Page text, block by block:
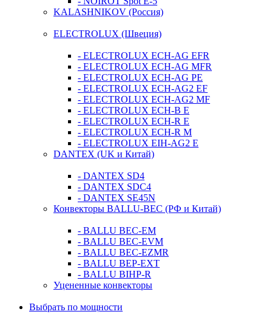
KALASHNIKOV (Россия)
ELECTROLUX (Швеция)
- ELECTROLUX ECH-AG EFR
- ELECTROLUX ECH-AG MFR
- ELECTROLUX ECH-AG PE
- ELECTROLUX ECH-AG2 EF
- ELECTROLUX ECH-AG2 MF
- ELECTROLUX ECH-B E
- ELECTROLUX ECH-R E
- ELECTROLUX ECH-R M
- ELECTROLUX EIH-AG2 E
DANTEX (UK и Китай)
- DANTEX SD4
- DANTEX SDC4
- DANTEX SE45N
Конвекторы BALLU-BEC (РФ и Китай)
- BALLU BEC-EM
- BALLU BEC-EVM
- BALLU BEC-EZMR
- BALLU BEP-EXT
- BALLU BIHP-R
Уцененные конвекторы
Выбрать по мощности